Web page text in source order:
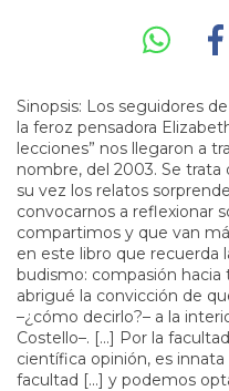
Sinopsis: Los seguidores
la feroz pensadora
lecciones” nos llegaron a
nombre, del 2003. Se trata
su vez los relatos
convocarnos a reflexionar
compartimos y que van
en este libro que recuerda
budismo: compasión hacia
abrigué la convicción de
–¿cómo decirlo?– a la
Costello–. [...] Por la
científica opinión, es
facultad [...] y podemos